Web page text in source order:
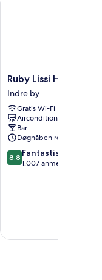
Ruby
Lissi
Hotel
Vienna
by
IHG
Indre
by
Ruby Lissi Hotel
Indre by
Gratis Wi-Fi
Aircondition
Bar
Døgnåben reception
8.8
ud
8,8 Fantastisk
1.007 anmeldelser